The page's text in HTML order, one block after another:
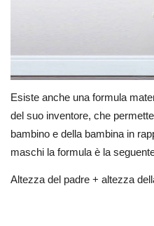
Esiste anche una formula
del suo inventore, che permette
bambino e della bambina in
maschi la formula è la
Altezza del padre + altezza